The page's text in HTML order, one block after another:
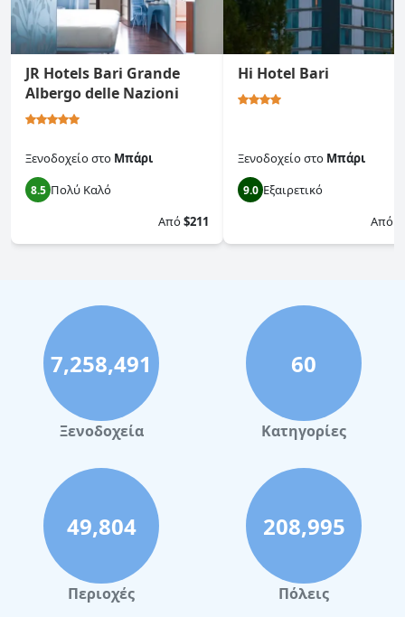
JR Hotels Bari Grande
Albergo delle Nazioni
Ξενοδοχείοστο Μπάρι
8.5 Πολύ Καλό
Από$211
Hi Hotel Bari
Ξενοδοχείοστο Μπάρι
9.0 Εξαιρετικό
Από
7,258,491
Ξενοδοχεία
60
Κατηγορίες
49,804
Περιοχές
208,995
Πόλεις